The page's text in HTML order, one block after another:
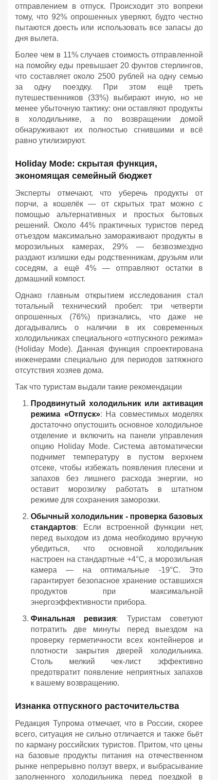
отправлением в отпуск. Происходит это вопреки
тому, что 92% опрошенных уверяют, будто честно
пытаются доесть или использовать все запасы до
дня вылета.
Более чем в 11% случаев стоимость отправленной
на помойку еды превышает 20 фунтов стерлингов,
что составляет около 2500 рублей на одну семью
за одну поездку. При этом ещё треть
путешественников (33%) выбирают иную, но не
менее убыточную тактику: они оставляют продукты
в холодильнике, а по возвращении домой
обнаруживают их полностью сгнившими и всё
равно утилизируют.
Holiday Mode: скрытая функция,
экономящая семейный бюджет
Эксперты отмечают, что уберечь продукты от
порчи, а кошелёк — от скрытых трат можно с
помощью альтернативных и простых бытовых
решений. Около 44% практичных туристов перед
отъездом максимально замораживают продукты в
морозильных камерах, 29% — безвозмездно
раздают излишки еды родственникам, друзьям или
соседям, а ещё 4% — отправляют остатки в
домашний компост.
Однако главным открытием исследования стал
тотальный технический пробел: три четверти
опрошенных (76%) признались, что даже не
догадывались о наличии в их современных
холодильниках специального «отпускного режима»
(Holiday Mode). Данная функция спроектирована
инженерами специально для периодов затяжного
отсутствия хозяев дома.
Так что туристам выдали такие рекомендации
Продвинутый холодильник или активация
режима «Отпуск»: На совместимых моделях
достаточно опустошить основное холодильное
отделение и включить на панели управления
опцию Holiday Mode. Система автоматически
поднимет температуру в пустом верхнем
отсеке, чтобы избежать появления плесени и
запахов без лишнего расхода энергии, но
оставит морозилку работать в штатном
режиме для сохранения заморозки.
Обычный холодильник - проверка базовых
стандартов: Если встроенной функции нет,
перед выходом из дома необходимо вручную
убедиться, что основной холодильник
настроен на стандартные +4°C, а морозильная
камера — на оптимальные -19°C. Это
гарантирует безопасное хранение оставшихся
продуктов при максимальной
энергоэффективности прибора.
Финальная ревизия: Туристам советуют
потратить две минуты перед выездом на
проверку герметичности всех контейнеров и
плотности закрытия дверей холодильника.
Столь мелкий чек-лист эффективно
предотвратит появление неприятных запахов
к вашему возвращению.
Изнанка отпускного расточительства
Редакция Тупрома отмечает, что в России, скорее
всего, ситуация не сильно отличается и также бьёт
по карману российских туристов. Притом, что цены
на базовые продукты питания на отечественном
рынке непрерывно ползут вверх, и выбрасывание
заполненного холодильника перед поездкой в